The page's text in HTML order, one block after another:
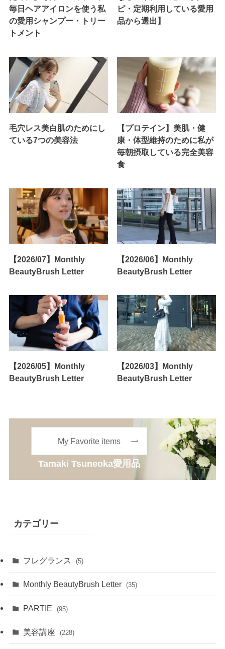
毎日ヘアアイロンを使う私
の愛用シャンプー・トリー
トメント
ピ・定期利用している愛用
品から選出】
毛穴レス美白肌のためにし
ている7つの美容法
【プロテイン】美肌・健
康・体型維持のために私が
毎朝摂取している完全美容
食
【2026/07】Monthly
BeautyBrush Letter
【2026/06】Monthly
BeautyBrush Letter
【2026/05】Monthly
BeautyBrush Letter
【2026/03】Monthly
BeautyBrush Letter
My Favorite items
Tamaki Tsuneoka愛用品
カテゴリー
フレグランス (5)
Monthly BeautyBrush Letter (35)
PARTIE (95)
美容講座 (228)